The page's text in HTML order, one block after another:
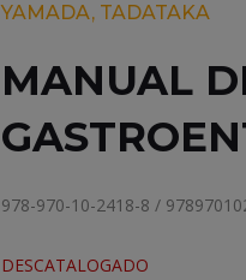
YAMADA, TADATAKA
MANUAL
978-970-10-2418-8 /
DESCATALOGADO